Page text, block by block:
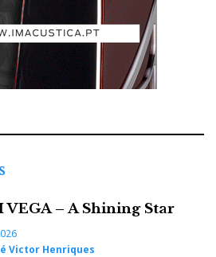
VEGA – A Shining Star
Victor Henriques